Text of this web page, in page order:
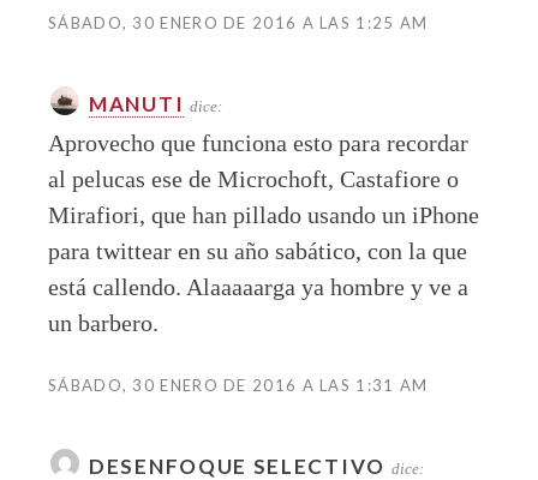
SÁBADO, 30 ENERO DE 2016 A LAS 1:25 AM
MANUTI dice:
Aprovecho que funciona esto para recordar
al pelucas ese de Microchoft, Castafiore o
Mirafiori, que han pillado usando un iPhone
para twittear en su año sabático, con la que
está callendo. Alaaaaarga ya hombre y ve a
un barbero.
SÁBADO, 30 ENERO DE 2016 A LAS 1:31 AM
DESENFOQUE SELECTIVO dice: